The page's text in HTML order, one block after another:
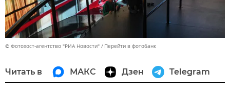
© Фотохост-агентство "РИА Новости" Перейти в фотобанк
Читать в МАКС Дзен Telegram